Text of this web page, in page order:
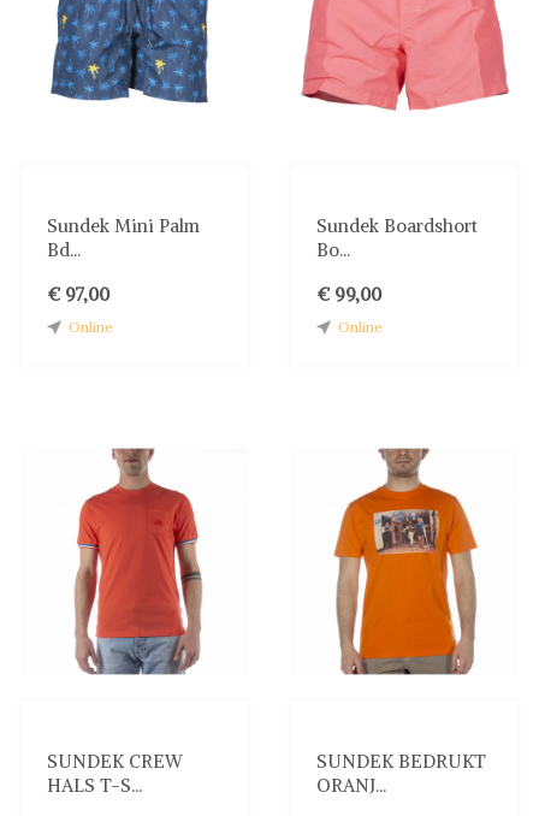
Sundek Mini Palm
Bd...
€ 97,00
Online
Sundek Boardshort
Bo...
€ 99,00
Online
SUNDEK CREW
HALS T-S...
SUNDEK BEDRUKT
ORANJ...